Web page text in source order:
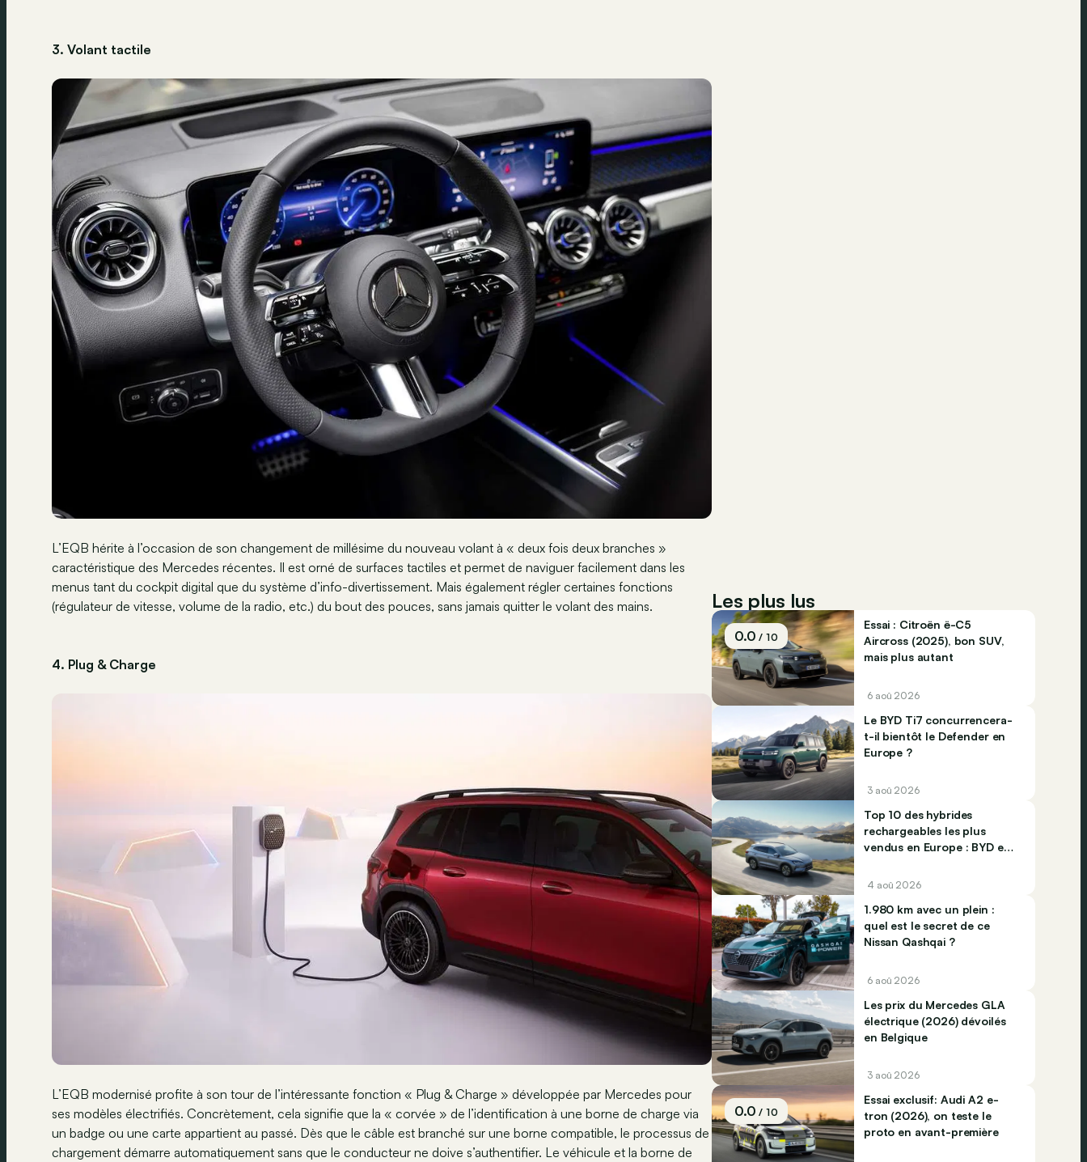
3. Volant tactile
L’EQB hérite à l’occasion de son changement de millésime du nouveau volant à « deux fois deux branches »
caractéristique des Mercedes récentes. Il est orné de surfaces tactiles et permet de naviguer facilement dans les
menus tant du cockpit digital que du système d’info-divertissement. Mais également régler certaines fonctions
(régulateur de vitesse, volume de la radio, etc.) du bout des pouces, sans jamais quitter le volant des mains.
4. Plug & Charge
L’EQB modernisé profite à son tour de l’intéressante fonction « Plug & Charge » développée par Mercedes pour
ses modèles électrifiés. Concrètement, cela signifie que la « corvée » de l’identification à une borne de charge via
un badge ou une carte appartient au passé. Dès que le câble est branché sur une borne compatible, le processus de
chargement démarre automatiquement sans que le conducteur ne doive s’authentifier. Le véhicule et la borne de
Les plus lus
0.0/ 10
Essai : Citroën ë-C5
Aircross (2025), bon SUV,
mais plus autant
6 aoû 2026
Le BYD Ti7 concurrencera-
t-il bientôt le Defender en
Europe ?
3 aoû 2026
Top 10 des hybrides
rechargeables les plus
vendus en Europe : BYD et
4 aoû 2026
1.980 km avec un plein :
quel est le secret de ce
Nissan Qashqai ?
6 aoû 2026
Les prix du Mercedes GLA
électrique (2026) dévoilés
en Belgique
3 aoû 2026
0.0/ 10
Essai exclusif: Audi A2 e-
tron (2026), on teste le
proto en avant-première